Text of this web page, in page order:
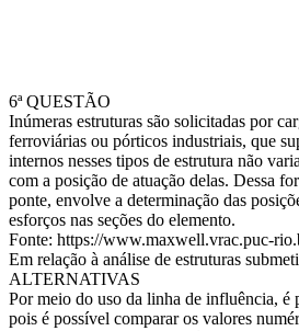
6ª QUESTÃO
Inúmeras estruturas são solicitadas por
ferroviárias ou pórticos industriais, que
internos nesses tipos de estrutura não
com a posição de atuação delas. Dessa
ponte, envolve a determinação das
esforços nas seções do elemento.
Fonte: https://www.maxwell.vrac.puc-
Em relação à análise de estruturas
ALTERNATIVAS
Por meio do uso da linha de influência, é
pois é possível comparar os valores